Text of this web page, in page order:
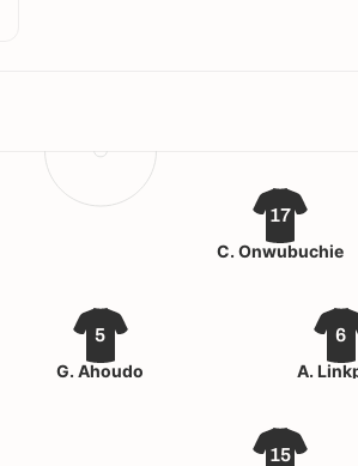
15
5
G. Ahoudo
6
A.
17
C. Onwubuchie